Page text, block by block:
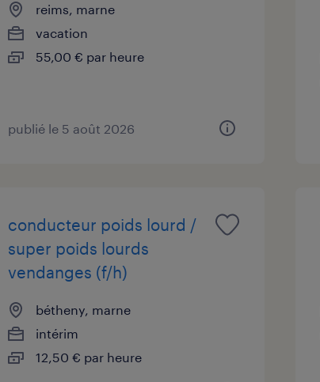
reims, marne
vacation
55,00 € par heure
publié le 5 août 2026
conducteur poids lourd /
super poids lourds
vendanges (f/h)
bétheny, marne
intérim
12,50 € par heure